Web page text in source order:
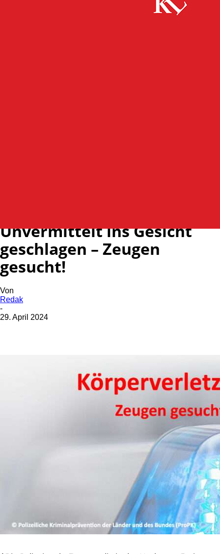
Unvermittelt ins Gesicht
geschlagen – Zeugen
gesucht!
Von
Redak
-
29. April 2024